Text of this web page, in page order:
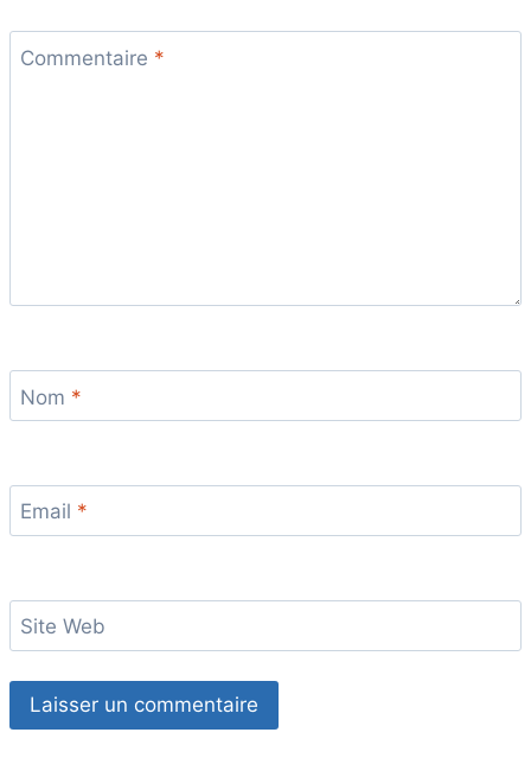
Commentaire *
Nom *
Email *
Site Web